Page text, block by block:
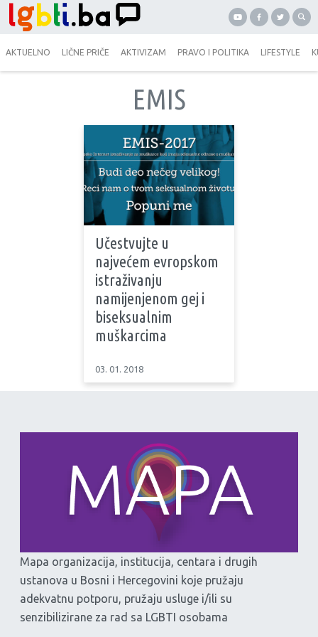
AKTUELNO LIČNE PRIČE AKTIVIZAM PRAVO I POLITIKA LIFESTYLE
EMIS
Učestvujte u
najvećem evropskom
istraživanju
namijenjenom gej i
biseksualnim
muškarcima
03. 01. 2018
Mapa organizacija, institucija, centara i drugih
ustanova u Bosni i Hercegovini koje pružaju
adekvatnu potporu, pružaju usluge i/ili su
senzibilizirane za rad sa LGBTI osobama